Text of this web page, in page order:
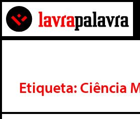
Etiqueta: Ciência